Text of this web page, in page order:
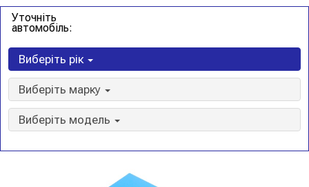
Уточніть
автомобіль:
Виберіть рік
Виберіть марку
Виберіть модель